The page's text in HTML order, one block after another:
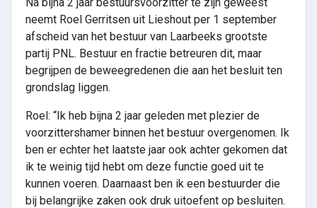
neemt Roel Gerritsen uit Lieshout per 1 september
afscheid van het bestuur van Laarbeeks grootste
partij PNL. Bestuur en fractie betreuren dit, maar
begrijpen de beweegredenen die aan het besluit ten
grondslag liggen.
Roel: “Ik heb bijna 2 jaar geleden met plezier de
voorzittershamer binnen het bestuur overgenomen. Ik
ben er echter het laatste jaar ook achter gekomen dat
ik te weinig tijd hebt om deze functie goed uit te
kunnen voeren. Daarnaast ben ik een bestuurder die
bij belangrijke zaken ook druk uitoefent op besluiten.